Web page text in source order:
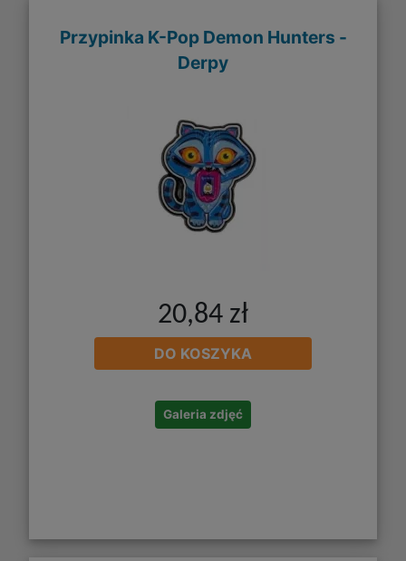
Przypinka K-Pop Demon Hunters -
Derpy
20,84 zł
DO KOSZYKA
Galeria zdjęć